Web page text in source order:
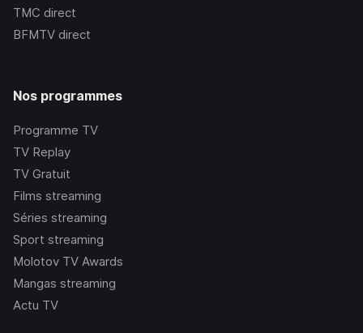
TMC direct
BFMTV direct
Nos programmes
Programme TV
TV Replay
TV Gratuit
Films streaming
Séries streaming
Sport streaming
Molotov TV Awards
Mangas streaming
Actu TV